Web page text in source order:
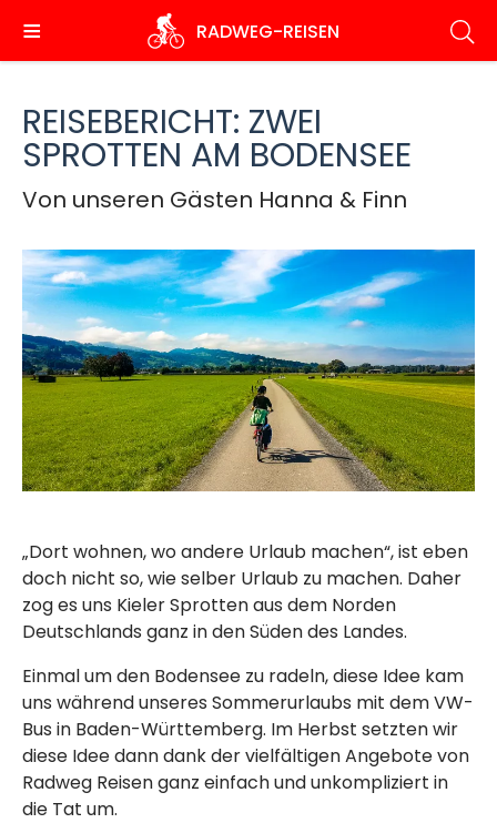
zum
Inhalt
RADWEG-REISEN
REISEBERICHT: ZWEI
SPROTTEN AM BODENSEE
Von unseren Gästen Hanna & Finn
„Dort wohnen, wo andere Urlaub machen“, ist eben
doch nicht so, wie selber Urlaub zu machen. Daher
zog es uns Kieler Sprotten aus dem Norden
Deutschlands ganz in den Süden des Landes.
Einmal um den Bodensee zu radeln, diese Idee kam
uns während unseres Sommerurlaubs mit dem VW-
Bus in Baden-Württemberg. Im Herbst setzten wir
diese Idee dann dank der vielfältigen Angebote von
Radweg Reisen ganz einfach und unkompliziert in
die Tat um.